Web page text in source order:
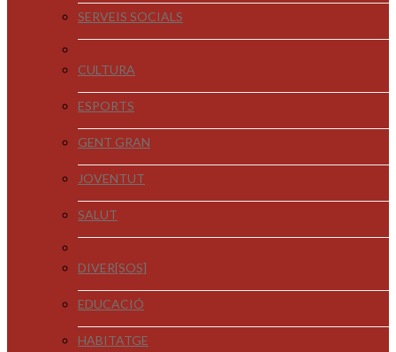
SERVEIS SOCIALS
CULTURA
ESPORTS
GENT GRAN
JOVENTUT
SALUT
DIVER[SOS]
EDUCACIÓ
HABITATGE